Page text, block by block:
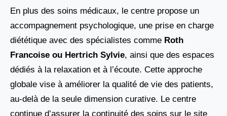
En plus des soins médicaux, le centre propose un
accompagnement psychologique, une prise en charge
diététique avec des spécialistes comme Roth
Francoise ou Hertrich Sylvie, ainsi que des espaces
dédiés à la relaxation et à l’écoute. Cette approche
globale vise à améliorer la qualité de vie des patients,
au-delà de la seule dimension curative. Le centre
continue d’assurer la continuité des soins sur le site